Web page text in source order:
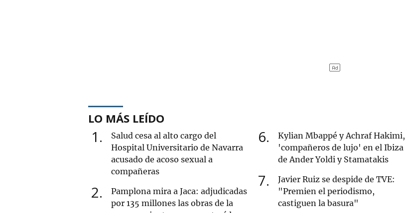
LO MÁS LEÍDO
1
Salud cesa al alto cargo del
Hospital Universitario de Navarra
acusado de acoso sexual a
compañeras
2
Pamplona mira a Jaca: adjudicadas
por 135 millones las obras de la
6
Kylian Mbappé y Achraf Hakimi,
'compañeros de lujo' en el Ibiza
de Ander Yoldi y Stamatakis
7
Javier Ruiz se despide de TVE:
"Premien el periodismo,
castiguen la basura"